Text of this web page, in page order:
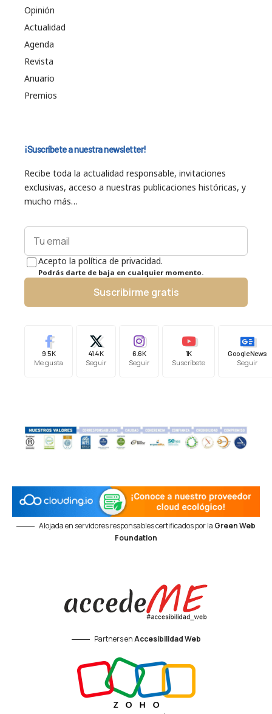
Opinión
Actualidad
Agenda
Revista
Anuario
Premios
¡Suscríbete a nuestra newsletter!
Recibe toda la actualidad responsable, invitaciones
exclusivas, acceso a nuestras publicaciones históricas, y
mucho más…
Acepto la política de privacidad.
Podrás darte de baja en cualquier momento.
Suscribirme gratis
9.5K
Me gusta
41.4K
Seguir
6.6K
Seguir
1K
Suscríbete
Google News
Seguir
Alojada en servidores responsables certificados por la Green Web
Foundation
Partners enAccesibilidad Web